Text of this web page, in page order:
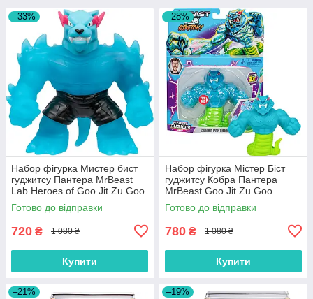
–33%
Набор фігурка Мистер бист
гуджитсу Пантера MrBeast
Lab Heroes of Goo Jit Zu Goo
Hypercharged Panther 24736
Готово до відправки
720 ₴ 1 080 ₴
Купити
–28%
Набор фігурка Містер Біст
гуджитсу Кобра Пантера
MrBeast Goo Jit Zu Goo
Cobra Panther 24797
Готово до відправки
780 ₴ 1 080 ₴
Купити
–21% –19%